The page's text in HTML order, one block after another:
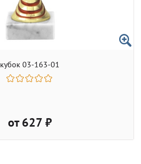
кубок 03-163-01
от 627 ₽